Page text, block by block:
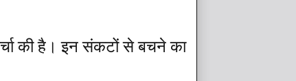
की है। इन संकटों से बचने का